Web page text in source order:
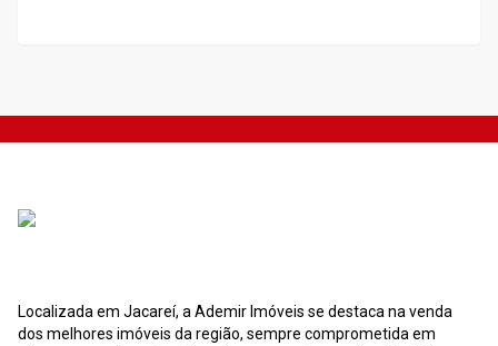
Localizada em Jacareí, a Ademir Imóveis se destaca na venda
dos melhores imóveis da região, sempre comprometida em